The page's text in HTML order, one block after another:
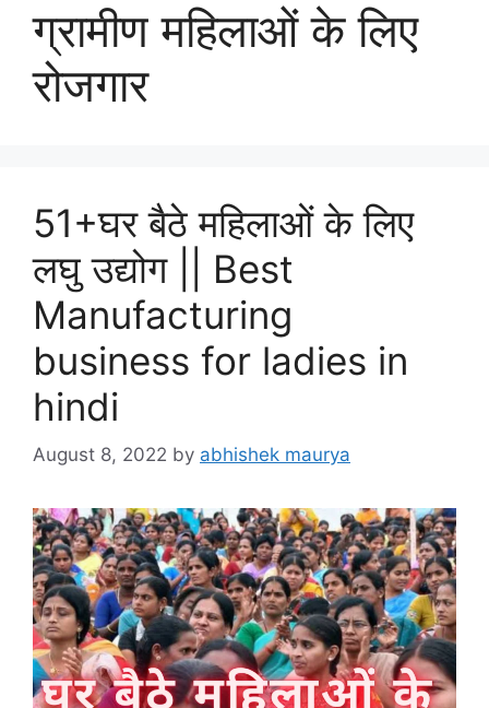
ग्रामीण महिलाओं के लिए
रोजगार
51+घर बैठे महिलाओं के लिए
लघु उद्योग || Best
Manufacturing
business for ladies in
hindi
August 8, 2022 by abhishek maurya